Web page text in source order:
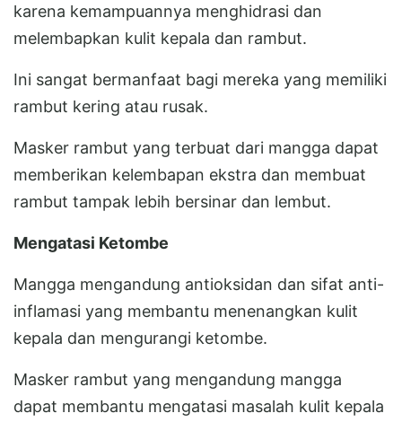
karena kemampuannya menghidrasi dan
melembapkan kulit kepala dan rambut.
Ini sangat bermanfaat bagi mereka yang memiliki
rambut kering atau rusak.
Masker rambut yang terbuat dari mangga dapat
memberikan kelembapan ekstra dan membuat
rambut tampak lebih bersinar dan lembut.
Mengatasi Ketombe
Mangga mengandung antioksidan dan sifat anti-
inflamasi yang membantu menenangkan kulit
kepala dan mengurangi ketombe.
Masker rambut yang mengandung mangga
dapat membantu mengatasi masalah kulit kepala